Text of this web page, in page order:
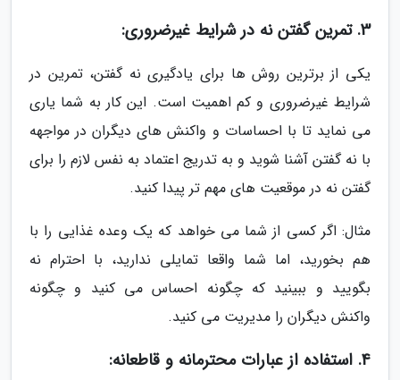
3. تمرین گفتن نه در شرایط غیرضروری:
یکی از برترین روش ها برای یادگیری نه گفتن، تمرین در
شرایط غیرضروری و کم اهمیت است. این کار به شما یاری
می نماید تا با احساسات و واکنش های دیگران در مواجهه
با نه گفتن آشنا شوید و به تدریج اعتماد به نفس لازم را برای
گفتن نه در موقعیت های مهم تر پیدا کنید.
مثال: اگر کسی از شما می خواهد که یک وعده غذایی را با
هم بخورید، اما شما واقعا تمایلی ندارید، با احترام نه
بگویید و ببینید که چگونه احساس می کنید و چگونه
واکنش دیگران را مدیریت می کنید.
4. استفاده از عبارات محترمانه و قاطعانه: